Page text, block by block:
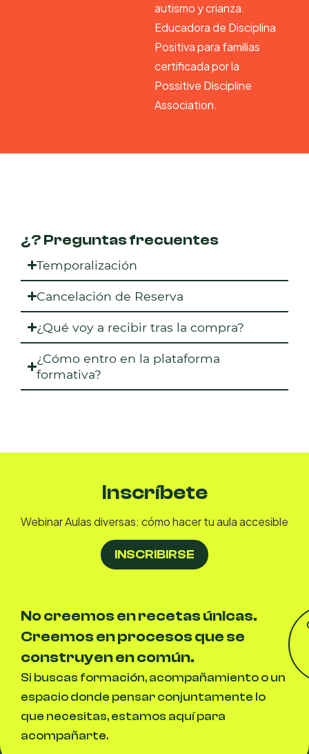
autismo y crianza.
Educadora de Disciplina
Positiva para familias
certificada por la
Possitive Discipline
Association.
¿? Preguntas frecuentes
Temporalización
Cancelación de Reserva
¿Qué voy a recibir tras la compra?
¿Cómo entro en la plataforma
formativa?
Inscríbete
Webinar Aulas diversas: cómo hacer tu aula accesible
INSCRIBIRSE
No creemos en recetas únicas.
Creemos en procesos que se
construyen en común.
Si buscas formación, acompañamiento o un
espacio donde pensar conjuntamente lo
que necesitas, estamos aquí para
acompañarte.